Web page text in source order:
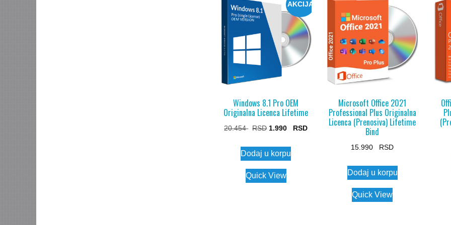
AKCIJA
Windows 8.1 Pro OEM
Originalna Licenca Lifetime
20.454
Original
was:
20.454 $.
1.990
Current
Dodaj u korpu
Quick View
Microsoft Office 2021
Professional Plus Originalna
Licenca (Prenosiva) Lifetime
Bind
15.990
Dodaj u korpu
Quick View